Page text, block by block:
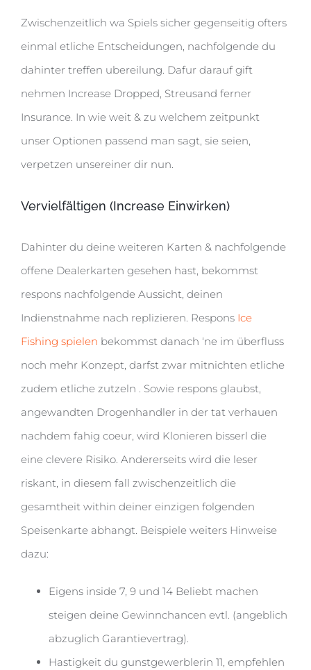
Zwischenzeitlich wa Spiels sicher gegenseitig ofters
einmal etliche Entscheidungen, nachfolgende du
dahinter treffen ubereilung. Dafur darauf gift
nehmen Increase Dropped, Streusand ferner
Insurance. In wie weit & zu welchem zeitpunkt
unser Optionen passend man sagt, sie seien,
verpetzen unsereiner dir nun.
Vervielfältigen (Increase Einwirken)
Dahinter du deine weiteren Karten & nachfolgende
offene Dealerkarten gesehen hast, bekommst
respons nachfolgende Aussicht, deinen
Indienstnahme nach replizieren. Respons Ice
Fishing spielen bekommst danach ‘ne im überfluss
noch mehr Konzept, darfst zwar mitnichten etliche
zudem etliche zutzeln . Sowie respons glaubst,
angewandten Drogenhandler in der tat verhauen
nachdem fahig coeur, wird Klonieren bisserl die
eine clevere Risiko. Andererseits wird die leser
riskant, in diesem fall zwischenzeitlich die
gesamtheit within deiner einzigen folgenden
Speisenkarte abhangt. Beispiele weiters Hinweise
dazu:
Eigens inside 7, 9 und 14 Beliebt machen
steigen deine Gewinnchancen evtl. (angeblich
abzuglich Garantievertrag).
Hastigkeit du gunstgewerblerin 11, empfehlen